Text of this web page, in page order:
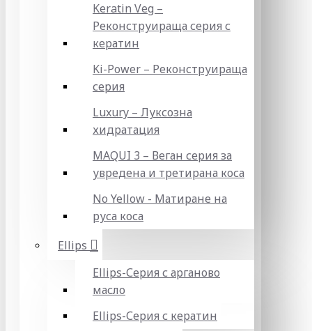
Keratin Veg –
Реконструираща серия с
кератин
Ki-Power – Реконструираща
серия
Luxury – Луксозна
хидратация
MAQUI 3 – Веган серия за
увредена и третирана коса
No Yellow - Матиране на
руса коса
Ellips
Ellips-Серия с арганово
масло
Ellips-Серия с кератин